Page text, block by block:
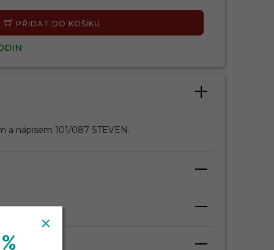
PŘIDAT DO KOŠÍKU
a nápisem 101/087 STEVEN.